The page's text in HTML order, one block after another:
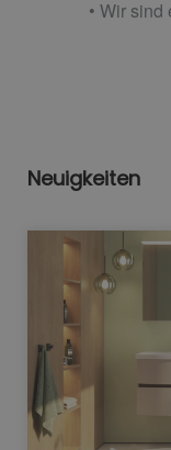
• Wir
Neuigkeiten